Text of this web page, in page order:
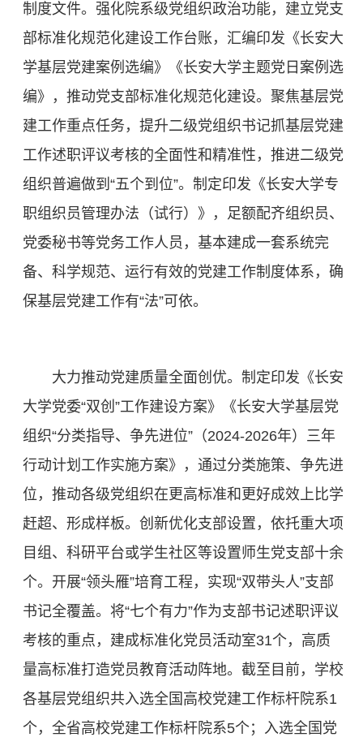
制度文件。强化院系级党组织政治功能，建立党支
部标准化规范化建设工作台账，汇编印发《长安大
学基层党建案例选编》《长安大学主题党日案例选
编》，推动党支部标准化规范化建设。聚焦基层党
建工作重点任务，提升二级党组织书记抓基层党建
工作述职评议考核的全面性和精准性，推进二级党
组织普遍做到“五个到位”。制定印发《长安大学专
职组织员管理办法（试行）》，足额配齐组织员、
党委秘书等党务工作人员，基本建成一套系统完
备、科学规范、运行有效的党建工作制度体系，确
保基层党建工作有“法”可依。
大力推动党建质量全面创优。制定印发《长安
大学党委“双创”工作建设方案》《长安大学基层党
组织“分类指导、争先进位”（2024-2026年）三年
行动计划工作实施方案》，通过分类施策、争先进
位，推动各级党组织在更高标准和更好成效上比学
赶超、形成样板。创新优化支部设置，依托重大项
目组、科研平台或学生社区等设置师生党支部十余
个。开展“领头雁”培育工程，实现“双带头人”支部
书记全覆盖。将“七个有力”作为支部书记述职评议
考核的重点，建成标准化党员活动室31个，高质
量高标准打造党员教育活动阵地。截至目前，学校
各基层党组织共入选全国高校党建工作标杆院系1
个，全省高校党建工作标杆院系5个；入选全国党